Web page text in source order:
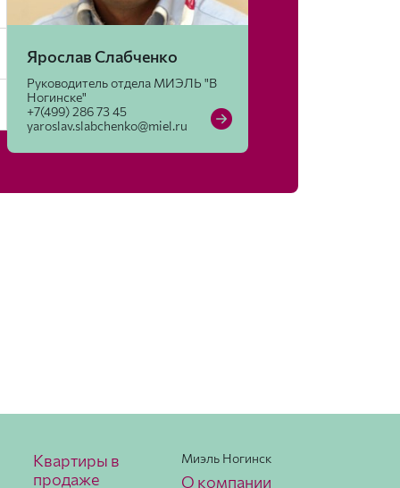
Ярослав Слабченко
Руководитель отдела МИЭЛЬ "В
Ногинске"
+7(499) 286 73 45
yaroslav.slabchenko@miel.ru
Квартиры в
продаже
Миэль Ногинск
О компании